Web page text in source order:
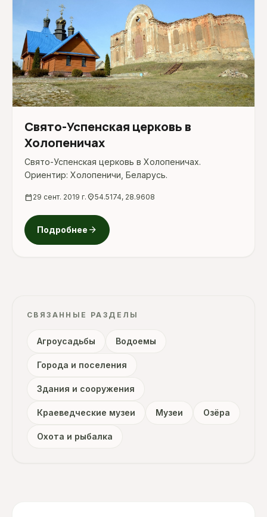
Свято-Успенская церковь в
Холопеничах
Свято-Успенская церковь в Холопеничах.
Ориентир: Холопеничи, Беларусь.
calendar_today 29 сент. 2019 г. location_on54.5174, 28.9608
Подробнее arrow_forward
СВЯЗАННЫЕ РАЗДЕЛЫ
Агроусадьбы Водоемы
Города и поселения
Здания и сооружения
Краеведческие музеи Музеи Озёра
Охота и рыбалка